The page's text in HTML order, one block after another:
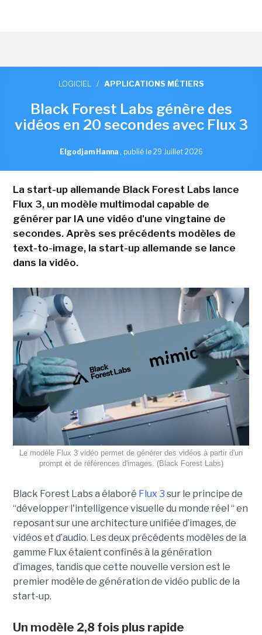
LOGICIEL / APPLICATIONS MÉTIERS
Black Forest Labs génère des
vidéos en 20 secondes avec Flux 3
Elgodjam Hanna , publié le 29 Juillet 2026
La start-up allemande Black Forest Labs lance
Flux 3, un modèle multimodal capable de
générer par IA une vidéo d'une vingtaine de
secondes. Après ses précédents modèles de
text-to-image, la start-up allemande se lance
dans la vidéo.
Le modèle Flux 3 vidéo permet de générer des vidéos à partir d'un
prompt et de références d'images. (Black Forest Labs)
Black Forest Labs a élaboré Flux 3 sur le principe de
“développer l'intelligence visuelle du monde réel “ en
reposant sur une architecture unifiée d’images, de
vidéos et d’audio. Les deux précédents modèles de la
gamme Flux étaient confinés à la génération
d’images, tandis que cette nouvelle version est le
premier modèle de génération de vidéo public de la
start-up.
Un modèle 2,8 fois plus rapide